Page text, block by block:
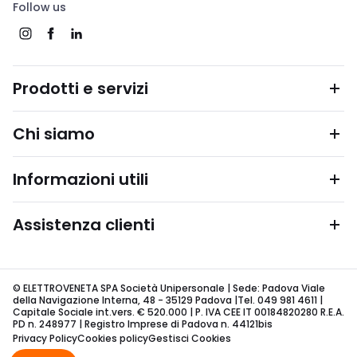
Follow us
Prodotti e servizi
Chi siamo
Informazioni utili
Assistenza clienti
© ELETTROVENETA SPA Società Unipersonale | Sede: Padova Viale
della Navigazione Interna, 48 - 35129 Padova |Tel. 049 981 4611 |
Capitale Sociale int.vers. € 520.000 | P. IVA CEE IT 00184820280 R.E.A.
PD n. 248977 | Registro Imprese di Padova n. 44121bis
Privacy PolicyCookies policyGestisci Cookies